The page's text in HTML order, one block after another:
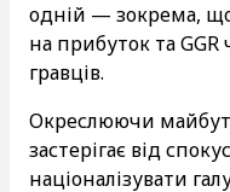
одній — зокрема,
на прибуток та
гравців.
Окреслюючи
застерігає від
націоналізувати